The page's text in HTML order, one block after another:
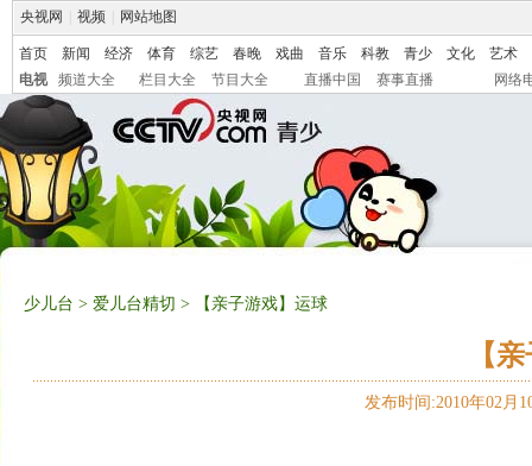
央视网 视频 网站地图
首页 新闻 经济 体育 综艺 春晚 戏曲 音乐 科教 青少 文化
艺术
电视
频道大全 栏目大全 节目大全 直播中国 赛事直播 网络
少儿台 > 爱儿台精切 > 【亲子游戏】运球
【
发布时间:2010年02月